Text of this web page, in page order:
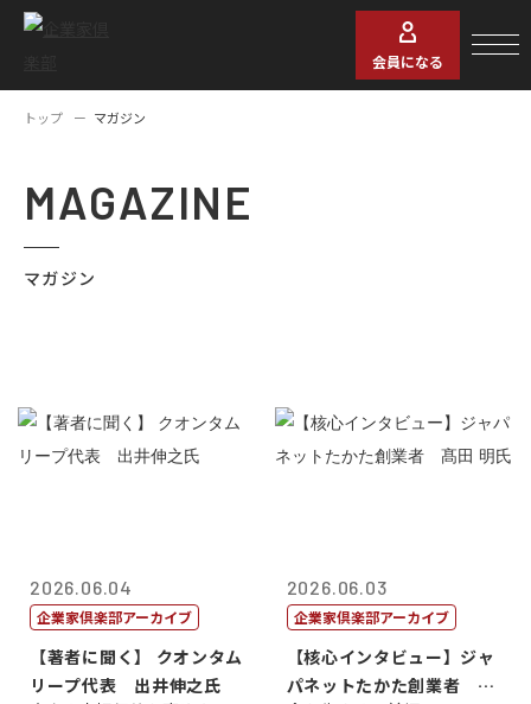
会員になる
トップ マガジン
MAGAZINE
マガジン
2026.06.04
企業家倶楽部アーカイブ
【著者に聞く】 クオンタム
リープ代表 出井伸之氏
2026.06.03
企業家倶楽部アーカイブ
【核心インタビュー】ジャ
パネットたかた創業者 髙